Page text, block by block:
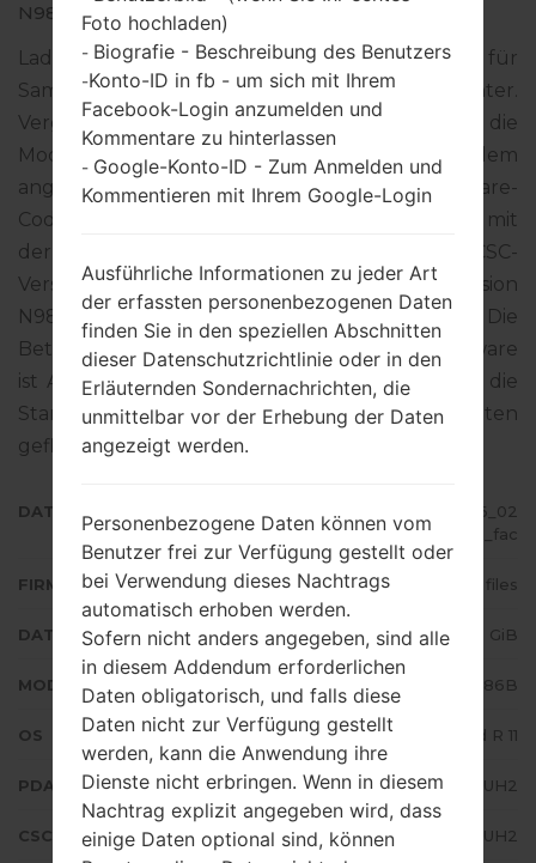
N986B_1_20210806080936_02u4o8o092_fac.zip
Laden Sie das neueste Firmware-Update für
Samsung Galaxy Note 20 Ultra 5G herunter.
Vergessen Sie jedoch nicht zu überprüfen, ob die
Modellnummer Ihres Smartphones dem
angegebenen SM-N986B entspricht. Der Firmware-
Code CRO ist für CROATIA. Das Produkt wird mit
der PDA-Version N986BXXU3DUH2 und CSC-
Version N986BOXM3DUH2, MODEM-Version
N986BXXU3DUH2 geliefert. Die
Betriebssystemversion der angegebenen Firmware
ist Android R 11. Detalierte Anleitung, wie man die
Standart - Firmware auf Samsung-Geräten
geflascht wird,gibt es hier
DATEINAME
SM-N986B_1_20210806080936_02
u4o8o092_fac
FIRMWARE TYP 4 files
DATEIGRÖSSE 7.32 GiB
MODELL Samsung SM-N986B
OS Android R 11
PDA/AP AUSFÜHRUNG N986BXXU3DUH2
CSC AUSFÜHRUNG N986BOXM3DUH2
Foto hochladen)
- Biografie - Beschreibung des Benutzers
-Konto-ID in fb - um sich mit Ihrem
Facebook-Login anzumelden und
Kommentare zu hinterlassen
- Google-Konto-ID - Zum Anmelden und
Kommentieren mit Ihrem Google-Login
Ausführliche Informationen zu jeder Art
der erfassten personenbezogenen Daten
finden Sie in den speziellen Abschnitten
dieser Datenschutzrichtlinie oder in den
Erläuternden Sondernachrichten, die
unmittelbar vor der Erhebung der Daten
angezeigt werden.
Personenbezogene Daten können vom
Benutzer frei zur Verfügung gestellt oder
bei Verwendung dieses Nachtrags
automatisch erhoben werden.
Sofern nicht anders angegeben, sind alle
in diesem Addendum erforderlichen
Daten obligatorisch, und falls diese
Daten nicht zur Verfügung gestellt
werden, kann die Anwendung ihre
Dienste nicht erbringen. Wenn in diesem
Nachtrag explizit angegeben wird, dass
einige Daten optional sind, können